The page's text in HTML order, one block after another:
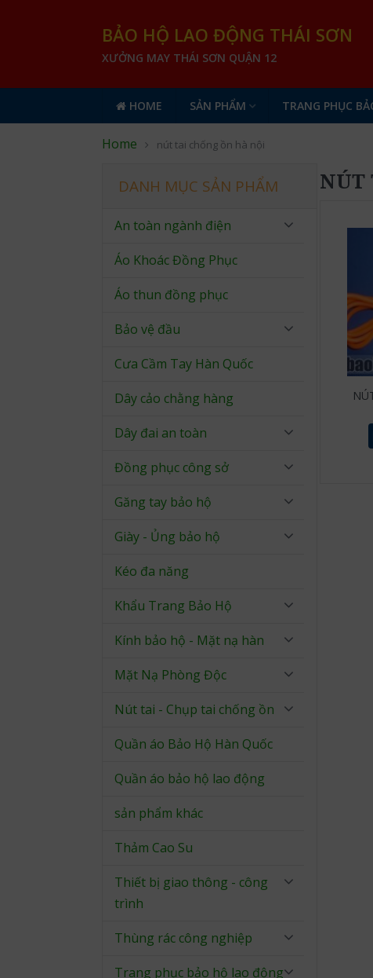
BẢO HỘ LAO ĐỘNG THÁI SƠN
XƯỞNG MAY THÁI SƠN QUẬN 12
HOME SẢN PHẨM TRANG PHỤC
Home nút tai chống ồn hà nội
NÚT
DANH MỤC SẢN PHẨM
An toàn ngành điện
Áo Khoác Đồng Phục
Áo thun đồng phục
Bảo vệ đầu
Cưa Cầm Tay Hàn Quốc
Dây cảo chằng hàng
Dây đai an toàn
Đồng phục công sở
Găng tay bảo hộ
Giày - Ủng bảo hộ
Kéo đa năng
Khẩu Trang Bảo Hộ
Kính bảo hộ - Mặt nạ hàn
Mặt Nạ Phòng Độc
Nút tai - Chụp tai chống ồn
Quần áo Bảo Hộ Hàn Quốc
Quần áo bảo hộ lao động
sản phẩm khác
Thảm Cao Su
Thiết bị giao thông - công
trình
Thùng rác công nghiệp
Trang phục bảo hộ lao động